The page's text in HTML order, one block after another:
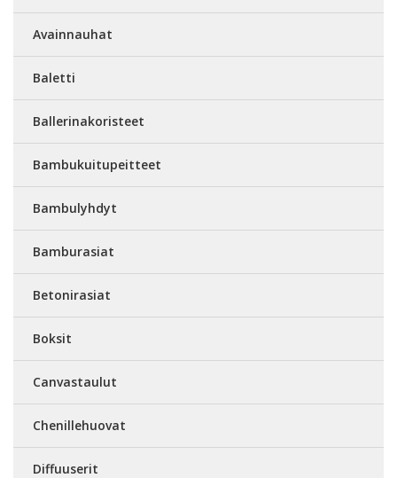
Avainnauhat
Baletti
Ballerinakoristeet
Bambukuitupeitteet
Bambulyhdyt
Bamburasiat
Betonirasiat
Boksit
Canvastaulut
Chenillehuovat
Diffuuserit